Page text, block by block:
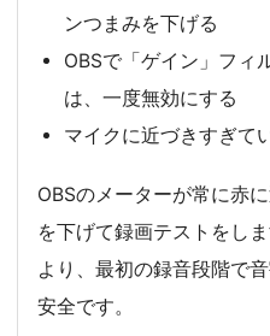
ンつまみを下げる
OBSで「ゲイン」フィ
は、一度無効にする
マイクに近づきすぎて
OBSのメーターが常に赤
を下げて録画テストをし
より、最初の録音段階で
安全です。